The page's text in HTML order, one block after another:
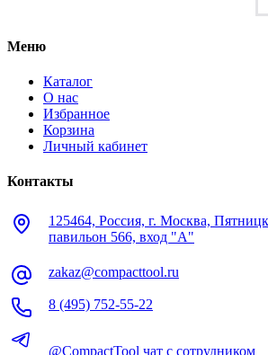
Меню
Каталог
О нас
Избранное
Корзина
Личный кабинет
Контакты
125464, Россия, г. Москва,
павильон 566, вход "А"
zakaz@compacttool.ru
8 (495) 752-55-22
@CompactTool чат с сотрудником